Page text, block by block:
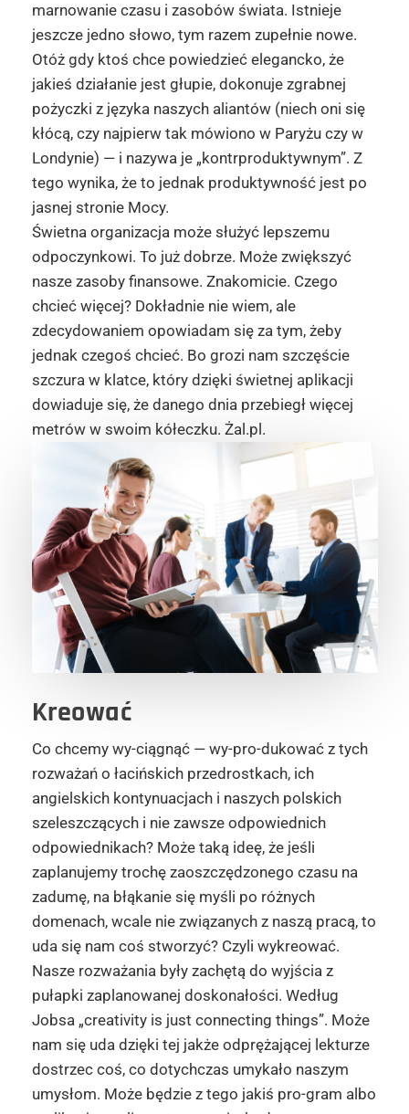
marnowanie czasu i zasobów świata. Istnieje
jeszcze jedno słowo, tym razem zupełnie nowe.
Otóż gdy ktoś chce powiedzieć elegancko, że
jakieś działanie jest głupie, dokonuje zgrabnej
pożyczki z języka naszych aliantów (niech oni się
kłócą, czy najpierw tak mówiono w Paryżu czy w
Londynie) — i nazywa je „kontrproduktywnym”. Z
tego wynika, że to jednak produktywność jest po
jasnej stronie Mocy.
Świetna organizacja może służyć lepszemu
odpoczynkowi. To już dobrze. Może zwiększyć
nasze zasoby finansowe. Znakomicie. Czego
chcieć więcej? Dokładnie nie wiem, ale
zdecydowaniem opowiadam się za tym, żeby
jednak czegoś chcieć. Bo grozi nam szczęście
szczura w klatce, który dzięki świetnej aplikacji
dowiaduje się, że danego dnia przebiegł więcej
metrów w swoim kółeczku. Żal.pl.
Kreować
Co chcemy wy-ciągnąć — wy-pro-dukować z tych
rozważań o łacińskich przedrostkach, ich
angielskich kontynuacjach i naszych polskich
szeleszczących i nie zawsze odpowiednich
odpowiednikach? Może taką ideę, że jeśli
zaplanujemy trochę zaoszczędzonego czasu na
zadumę, na błąkanie się myśli po różnych
domenach, wcale nie związanych z naszą pracą, to
uda się nam coś stworzyć? Czyli wykreować.
Nasze rozważania były zachętą do wyjścia z
pułapki zaplanowanej doskonałości. Według
Jobsa „creativity is just connecting things”. Może
nam się uda dzięki tej jakże odprężającej lekturze
dostrzec coś, co dotychczas umykało naszym
umysłom. Może będzie z tego jakiś pro-gram albo